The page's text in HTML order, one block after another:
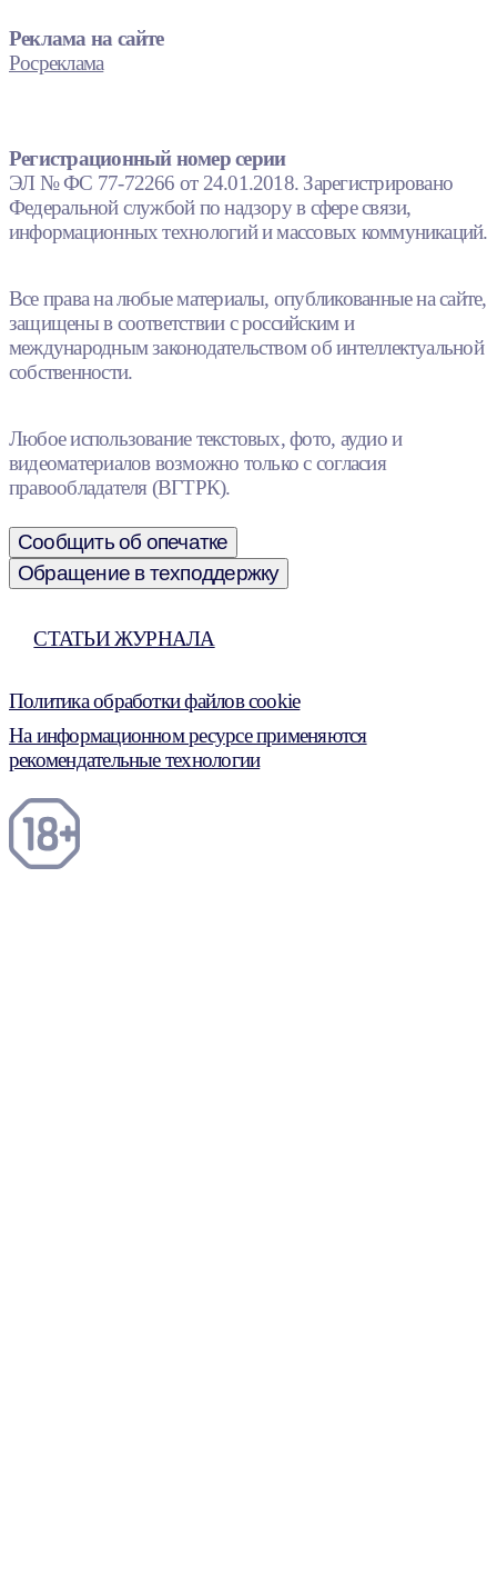
Реклама на сайте
Росреклама
Регистрационный номер серии
ЭЛ № ФС 77-72266 от 24.01.2018. Зарегистрировано
Федеральной службой по надзору в сфере связи,
информационных технологий и массовых коммуникаций.
Все права на любые материалы, опубликованные на сайте,
защищены в соответствии с российским и
международным законодательством об интеллектуальной
собственности.
Любое использование текстовых, фото, аудио и
видеоматериалов возможно только с согласия
правообладателя (ВГТРК).
Сообщить об опечатке
Обращение в техподдержку
СТАТЬИ ЖУРНАЛА
Политика обработки файлов cookie
На информационном ресурсе применяются
рекомендательные технологии